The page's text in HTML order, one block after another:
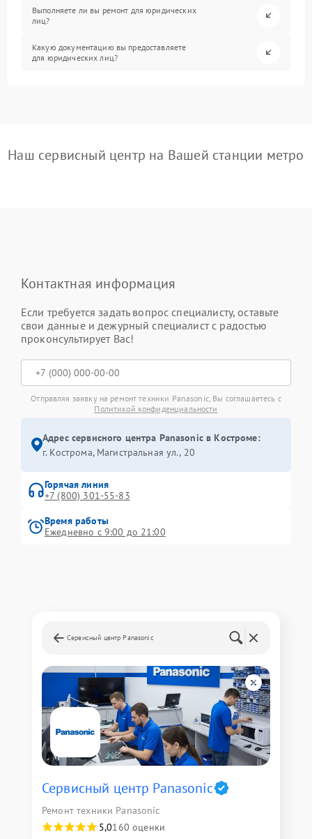
Выполняете ли вы ремонт для юридических
лиц?
Какую документацию вы предоставляете
для юридических лиц?
Наш сервисный центр на Вашей станции метро
Контактная информация
Если требуется задать вопрос специалисту, оставьте
свои данные и дежурный специалист с радостью
проконсультирует Вас!
Отправляя заявку на ремонт техники Panasonic, Вы соглашаетесь с
Политикой конфиденциальности
Адрес сервисного центра Panasonic в Костроме:
г. Кострома, Магистральная ул., 20
Горячая линия
+7 (800) 301-55-83
Время работы
Ежедневно с 9:00 до 21:00
Сервисный центр Panasonic
Сервисный центр Panasonic
Ремонт техники Panasonic
5,0160 оценки